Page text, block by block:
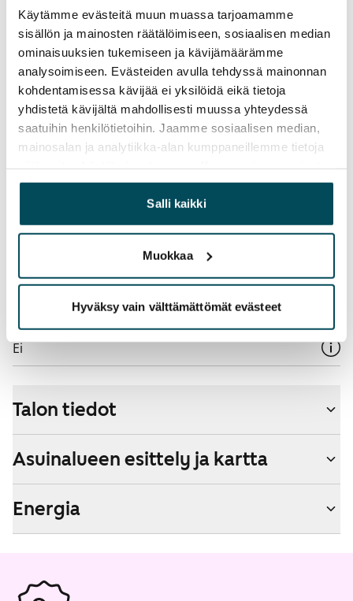
Käytämme evästeitä muun muassa tarjoamamme
sisällön ja mainosten räätälöimiseen, sosiaalisen median
ominaisuuksien tukemiseen ja kävijämäärämme
analysoimiseen. Evästeiden avulla tehdyssä mainonnan
kohdentamisessa kävijää ei yksilöidä eikä tietoja
yhdistetä kävijältä mahdollisesti muussa yhteydessä
saatuihin henkilötietoihin. Jaamme sosiaalisen median,
mainosalan ja analytiikka-alan kumppaneillemme tietoja
yhdistää näitä tietoja muihin tietoihin, joita olet antanut
heille tai joita on kerätty, kun olet käyttänyt heidän
palvelujaan.
Salli kaikki
Muokkaa
Hyväksy vain välttämättömät evästeet
Kotivakuutus
Pakollinen, ei sisälly vuokraan
Vesimaksu
27 €/hlö/kk
Sähkömaksu
Vuokralainen solmii itse sähkösopimuksen.
Laajakaista
Vuokraan sisältyy 50 M laajakaistaliittymä. Voit hankkia
lisänopeutta etuhintaan ottamalla yhteyttä
operaattoriin Telia.
Lemmikit sallittu
Savuton talo
Ei
Talon tiedot
Asuinalueen esittely ja kartta
Energia